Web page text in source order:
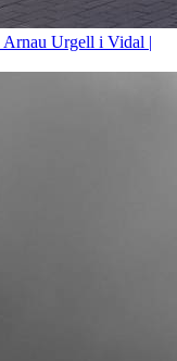
Arnau Urgell i Vidal |